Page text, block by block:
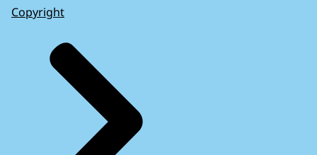
Copyright